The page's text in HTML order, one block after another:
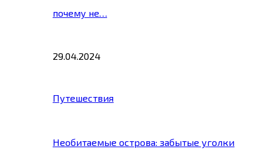
почему не…
29.04.2024
Путешествия
Необитаемые острова: забытые уголки